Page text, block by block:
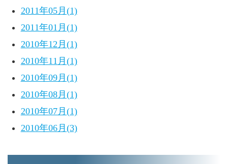
2011年05月(1)
2011年01月(1)
2010年12月(1)
2010年11月(1)
2010年09月(1)
2010年08月(1)
2010年07月(1)
2010年06月(3)